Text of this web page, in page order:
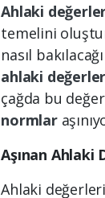
Ahlaki
temelini
nasıl
ahlaki değerler
çağda bu
normlar
Aşınan Ahlaki
Ahlaki